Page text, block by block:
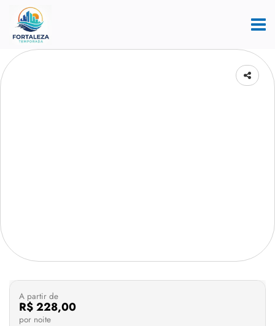
A partir de
R$ 228,00
por noite